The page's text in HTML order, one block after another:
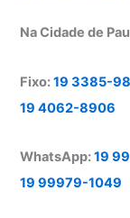
Na Cidade de
Fixo:19 3385-
19 4062-8906
WhatsApp:19
19 99979-1049